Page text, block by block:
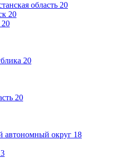
область 20
20
20
20
20
автономный округ 18
3